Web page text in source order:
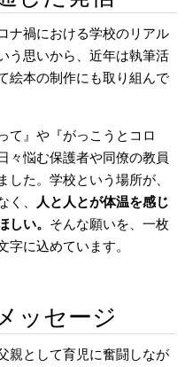
ナ禍における学校のリアル
う思いから、近年は執筆活
絵本の制作にも取り組んで
て』や『がっこうとコロ
々悩む保護者や同僚の教員
た。学校という場所が、
く、
人と人とが体温を感じ
しい。 そんな願いを、一枚
に込めています。
ッセージ
親として育児に奮闘しなが